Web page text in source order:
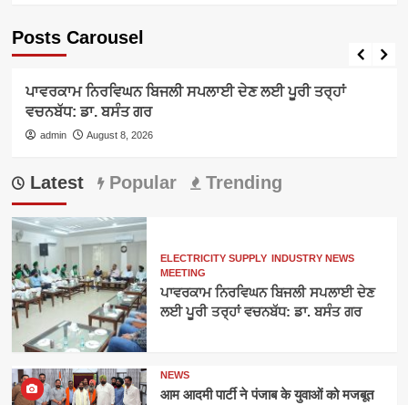
Posts Carousel
ELECTRICITY SUPPLY
ਪਾਵਰਕਾਮ ਨਿਰਵਿਘਨ ਬਿਜਲੀ ਸਪਲਾਈ ਦੇਣ ਲਈ ਪੂਰੀ ਤਰ੍ਹਾਂ
ਵਚਨਬੱਧ: ਡਾ. ਬਸੰਤ ਗਰ
admin August 8, 2026
Latest Popular Trending
ELECTRICITY SUPPLY INDUSTRY NEWS
MEETING
ਪਾਵਰਕਾਮ ਨਿਰਵਿਘਨ ਬਿਜਲੀ ਸਪਲਾਈ ਦੇਣ
ਲਈ ਪੂਰੀ ਤਰ੍ਹਾਂ ਵਚਨਬੱਧ: ਡਾ. ਬਸੰਤ ਗਰ
NEWS
आम आदमी पार्टी ने पंजाब के युवाओं को मजबूत